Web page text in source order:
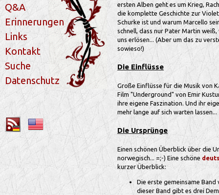
Q&A
Erinnerungen
Links
Kontakt
Suche
Datenschutz
ersten Alben geht es um Krieg,
die komplette Geschichte zur
Schurke ist und warum Marcello
schnell, dass nur Pater Martin
uns erlösen... (Aber um das zu
sowieso!)
Die Einflüsse
Große Einflüsse für die Musik von
Film "Underground" von Emir
ihre eigene Faszination. Und ihr
mehr lange auf sich warten lassen...
Die Ursprünge
Einen schönen Überblick über die
norwegisch... =;-) Eine schöne
kurzer Überblick:
Die erste gemeinsame
dieser Band gibt es drei